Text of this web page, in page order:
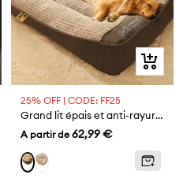
Aperçu
rapide
25% OFF | CODE: FF25
Grand lit épais et anti-rayures pour chien avec protection de la colonne vertébrale
Prix
de
vente
A partir de 62,99 €
Marron
Gris